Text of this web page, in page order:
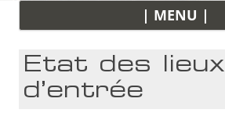
| MENU |
Etat des lieux
d’entrée